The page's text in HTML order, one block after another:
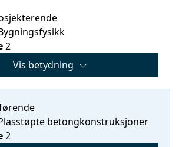
2
Vis betydning
betongkonstruksjoner
2